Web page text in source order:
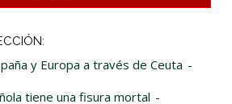
y Europa a través de Ceuta -
tiene una fisura mortal -